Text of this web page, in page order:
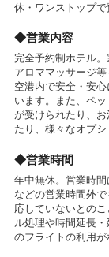
休・ワンストップで
◆営業内容
完全予約制ホテル
アロママッサージ等
空港内で安全・安
います。また、ペ
が受けられたり、
たり、様々なオプシ
◆営業時間
年中無休。営業時
などの営業時間外
応していないとの
ル処理や時間延長
のフライトの利用が